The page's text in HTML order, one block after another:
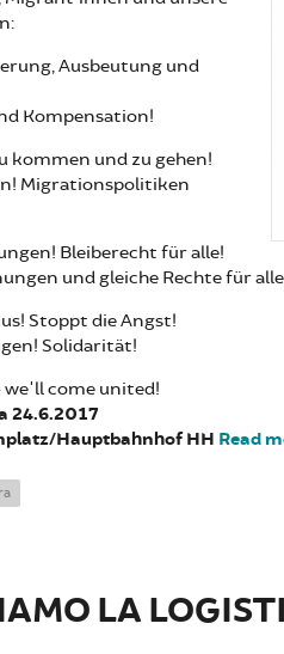
Ausbeutung und
Kompensation!
kommen und zu gehen!
Migrationspolitiken
Bleiberecht für alle!
und gleiche Rechte für
Stoppt die Angst!
Solidarität!
come united!
24.6.2017
Hauptbahnhof HH Read
LA